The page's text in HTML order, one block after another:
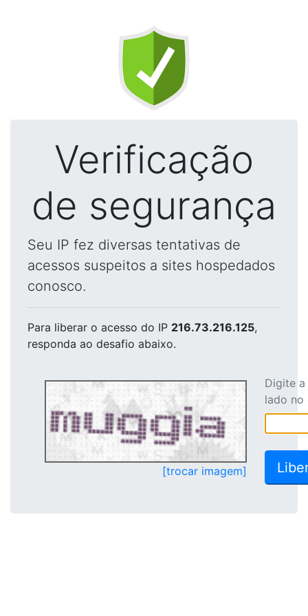
Verificação
de segurança
Seu IP fez diversas tentativas de
acessos suspeitos a sites hospedados
conosco.
Para liberar o acesso do IP 216.73.216.125,
responda ao desafio abaixo.
[trocar imagem]
Digite
lado no